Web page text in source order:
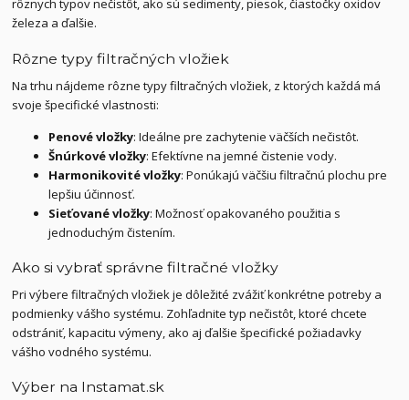
rôznych typov nečistôt, ako sú sedimenty, piesok, čiastočky oxidov
železa a ďalšie.
Rôzne typy filtračných vložiek
Na trhu nájdeme rôzne typy filtračných vložiek, z ktorých každá má
svoje špecifické vlastnosti:
Penové vložky: Ideálne pre zachytenie väčších nečistôt.
Šnúrkové vložky: Efektívne na jemné čistenie vody.
Harmonikovité vložky: Ponúkajú väčšiu filtračnú plochu pre
lepšiu účinnosť.
Sieťované vložky: Možnosť opakovaného použitia s
jednoduchým čistením.
Ako si vybrať správne filtračné vložky
Pri výbere filtračných vložiek je dôležité zvážiť konkrétne potreby a
podmienky vášho systému. Zohľadnite typ nečistôt, ktoré chcete
odstrániť, kapacitu výmeny, ako aj ďalšie špecifické požiadavky
vášho vodného systému.
Výber na Instamat.sk